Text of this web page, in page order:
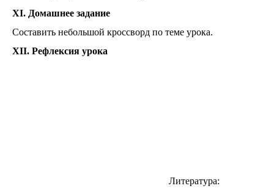
XI. Домашнее задание
Составить небольшой кроссворд по теме урока.
XII. Рефлексия урока
Литература: